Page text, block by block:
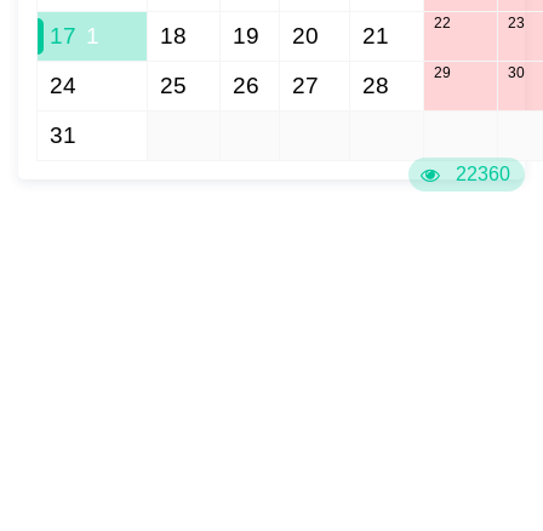
22360
17 1 18 19 20 21 22 23
24 25 26 27 28 29 30
31